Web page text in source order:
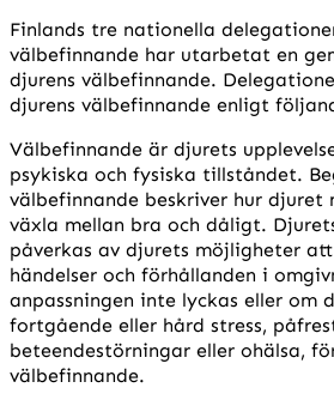
Finlands tre nationella
välbefinnande har utarbetat en
djurens välbefinnande.
djurens välbefinnande enligt
Välbefinnande är djurets
psykiska och fysiska tillståndet.
välbefinnande beskriver hur djuret
växla mellan bra och dåligt.
påverkas av djurets möjligheter
händelser och förhållanden i
anpassningen inte lyckas eller om
fortgående eller hård stress,
beteendestörningar eller ohälsa,
välbefinnande.